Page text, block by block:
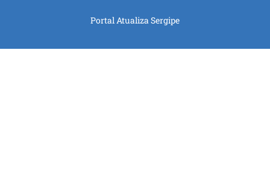
Portal Atualiza Sergipe